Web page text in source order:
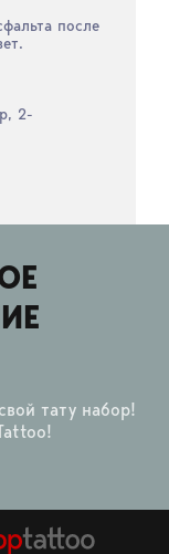
после
2-
тату набор!